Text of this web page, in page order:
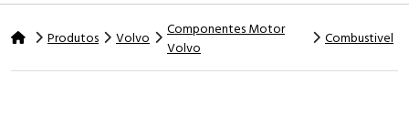
Produtos Volvo
Componentes Motor
Volvo
Combustivel